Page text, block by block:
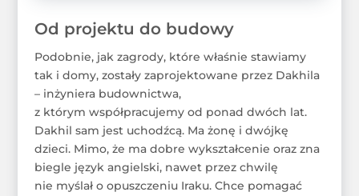
Od projektu do budowy
Podobnie, jak zagrody, które właśnie stawiamy
tak i domy, zostały zaprojektowane przez Dakhila
– inżyniera budownictwa,
z którym współpracujemy od ponad dwóch lat.
Dakhil sam jest uchodźcą. Ma żonę i dwójkę
dzieci. Mimo, że ma dobre wykształcenie oraz zna
biegle język angielski, nawet przez chwilę
nie myślał o opuszczeniu Iraku. Chce pomagać